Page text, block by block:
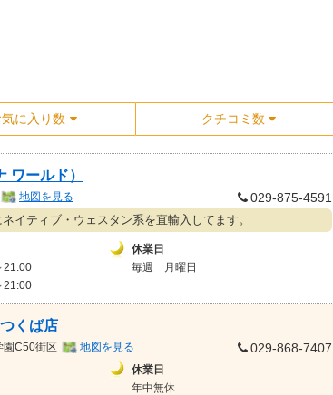
気に入り数 クチコミ数
ワールド）
地図を見る 029-875-4591
イティブ・ウェスタン系を直輸入してます。
休業日
毎週 月曜日
くば店
園C50街区 地図を見る 029-868-7407
休業日
年中無休